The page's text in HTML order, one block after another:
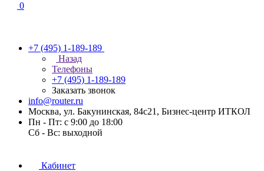
0
+7 (495) 1-189-189
Назад
Телефоны
+7 (495) 1-189-189
Заказать звонок
info@router.ru
Москва, ул. Бакунинская, 84с21, Бизнес-центр ИТКОЛ
Пн - Пт: с 9:00 до 18:00
Cб - Вс: выходной
Кабинет